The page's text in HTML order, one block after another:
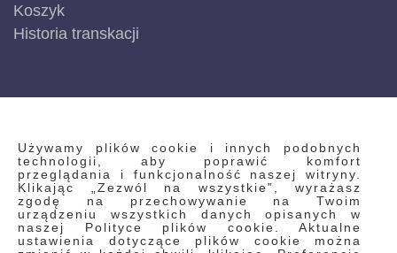
Używamy plików cookie i innych podobnych
technologii, aby poprawić komfort
przeglądania i funkcjonalność naszej witryny.
Klikając „Zezwól na wszystkie”, wyrażasz
zgodę na przechowywanie na Twoim
urządzeniu wszystkich danych opisanych w
naszej Polityce plików cookie. Aktualne
ustawienia dotyczące plików cookie można
Koszyk
Historia transkacji
INFORMACJE
Regulamin
Polityka prywatności i pliki cookie
Wyszukiwane frazy